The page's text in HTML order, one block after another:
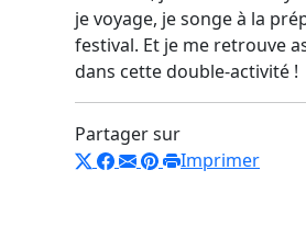
je voyage, je songe à la
festival. Et je me retrouve
dans cette double-activité !
Partager sur
Imprimer